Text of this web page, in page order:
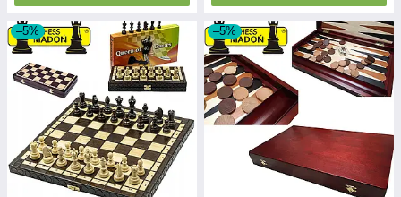
–5% –5%